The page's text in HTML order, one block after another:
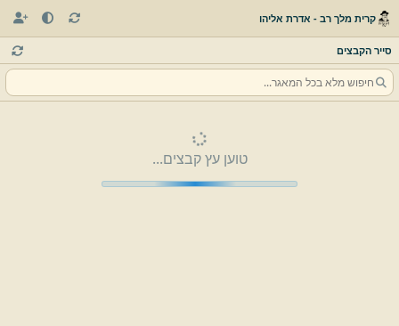
קרית מלך רב - אדרת אליהו
סייר הקבצים
טוען עץ קבצים...